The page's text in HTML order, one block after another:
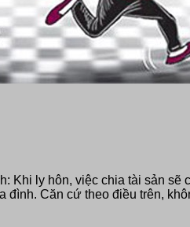
Khi ly hôn, việc chia tài sản
đình. Căn cứ theo điều trên,